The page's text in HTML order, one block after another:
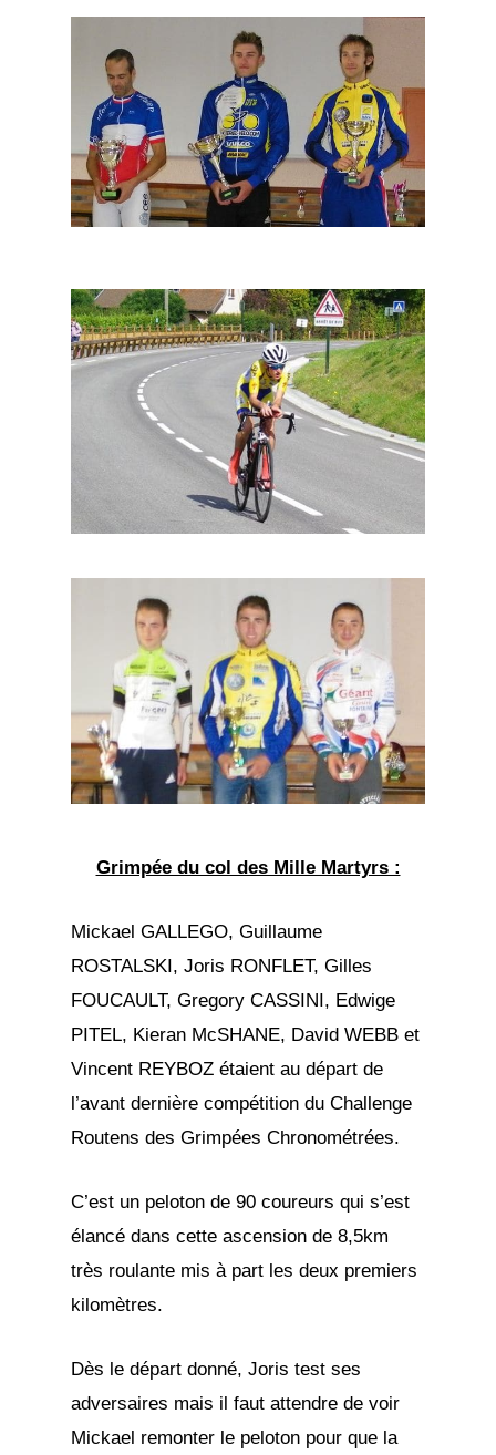
Grimpée du col des Mille Martyrs :
Mickael GALLEGO, Guillaume
ROSTALSKI, Joris RONFLET, Gilles
FOUCAULT, Gregory CASSINI, Edwige
PITEL, Kieran McSHANE, David WEBB et
Vincent REYBOZ étaient au départ de
l’avant dernière compétition du Challenge
Routens des Grimpées Chronométrées.
C’est un peloton de 90 coureurs qui s’est
élancé dans cette ascension de 8,5km
très roulante mis à part les deux premiers
kilomètres.
Dès le départ donné, Joris test ses
adversaires mais il faut attendre de voir
Mickael remonter le peloton pour que la